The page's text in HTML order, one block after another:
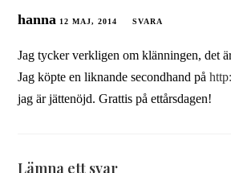
hanna 12 MAJ, 2014 SVARA
Jag tycker verkligen om klänningen, det
Jag köpte en liknande secondhand på
jag är jättenöjd. Grattis på ettårsdagen!
Lämna ett svar